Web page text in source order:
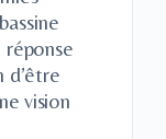
réponse
d’être
vision